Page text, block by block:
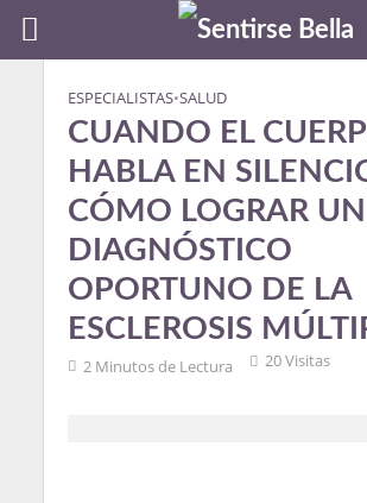
ESPECIALISTAS•SALUD
CUANDO EL
HABLA EN
CÓMO LOGRAR UN
DIAGNÓSTICO
OPORTUNO DE LA
ESCLEROSIS
2 Minutos de Lectura 20 Visitas